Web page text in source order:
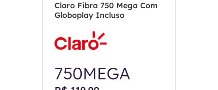
Claro Fibra 750 Mega Com
Globoplay Incluso
750MEGA